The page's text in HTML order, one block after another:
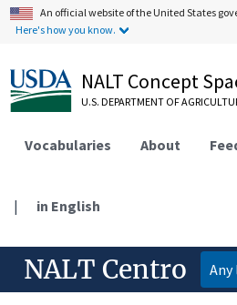
An official website of the United States
Here's how you know.
NALT Concept
U.S. DEPARTMENT OF
Vocabularies About
| in English
NALT Centro Any